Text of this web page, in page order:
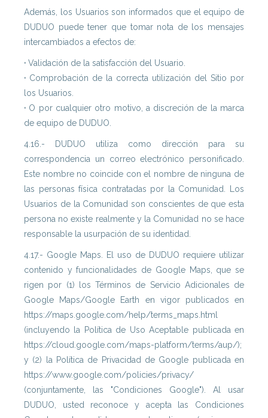
Además, los Usuarios son informados que el equipo de
DUDUO puede tener que tomar nota de los mensajes
intercambiados a efectos de:
· Validación de la satisfacción del Usuario.
· Comprobación de la correcta utilización del Sitio por
los Usuarios.
· O por cualquier otro motivo, a discreción de la marca
de equipo de DUDUO.
4.16.- DUDUO utiliza como dirección para su
correspondencia un correo electrónico personificado.
Este nombre no coincide con el nombre de ninguna de
las personas física contratadas por la Comunidad. Los
Usuarios de la Comunidad son conscientes de que esta
persona no existe realmente y la Comunidad no se hace
responsable la usurpación de su identidad.
4.17.- Google Maps. El uso de DUDUO requiere utilizar
contenido y funcionalidades de Google Maps, que se
rigen por (1) los Términos de Servicio Adicionales de
Google Maps/Google Earth en vigor publicados en
https://maps.google.com/help/terms_maps.html
(incluyendo la Política de Uso Aceptable publicada en
https://cloud.google.com/maps-platform/terms/aup/);
y (2) la Política de Privacidad de Google publicada en
https://www.google.com/policies/privacy/
(conjuntamente, las "Condiciones Google"). Al usar
DUDUO, usted reconoce y acepta las Condiciones